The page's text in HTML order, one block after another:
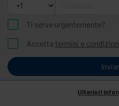
Ti serve urgentemente?
Accetta termini e
Ulteriori